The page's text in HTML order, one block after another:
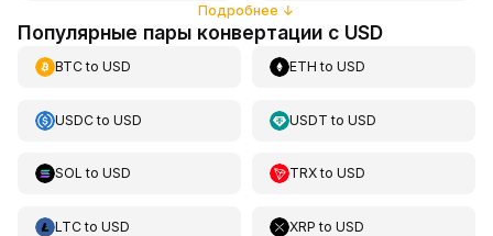
Подробнее ↓
Популярные пары конвертации с USD
BTCto USD ETH toUSD
USDCto USD USDT toUSD
SOL to USD TRXtoUSD
LTCto USD XRP toUSD